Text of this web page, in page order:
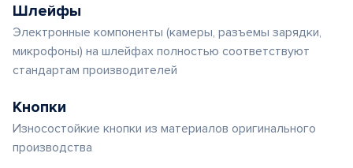
Шлейфы
Электронные компоненты (камеры, разъемы зарядки,
микрофоны) на шлейфах полностью соответствуют
стандартам производителей
Кнопки
Износостойкие кнопки из материалов оригинального
производства